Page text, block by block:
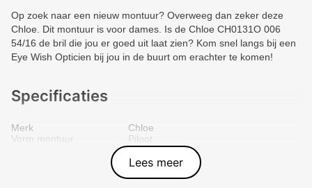
Op zoek naar een nieuw montuur? Overweeg dan zeker deze
Chloe. Dit montuur is voor dames. Is de Chloe CH0131O 006
54/16 de bril die jou er goed uit laat zien? Kom snel langs bij een
Eye Wish Opticien bij jou in de buurt om erachter te komen!
Specificaties
Merk
Chloe
Vorm montuur
Piloot
Rood
Plastic
Lees meer